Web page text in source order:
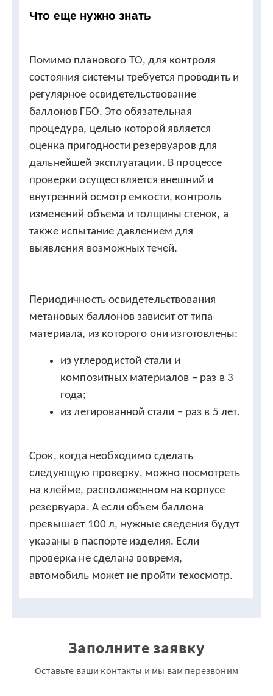
Что еще нужно знать
Помимо планового ТО, для контроля
состояния системы требуется проводить и
регулярное освидетельствование
баллонов ГБО. Это обязательная
процедура, целью которой является
оценка пригодности резервуаров для
дальнейшей эксплуатации. В процессе
проверки осуществляется внешний и
внутренний осмотр емкости, контроль
изменений объема и толщины стенок, а
также испытание давлением для
выявления возможных течей.
Периодичность освидетельствования
метановых баллонов зависит от типа
материала, из которого они изготовлены:
из углеродистой стали и
композитных материалов – раз в 3
года;
из легированной стали – раз в 5 лет.
Срок, когда необходимо сделать
следующую проверку, можно посмотреть
на клейме, расположенном на корпусе
резервуара. А если объем баллона
превышает 100 л, нужные сведения будут
указаны в паспорте изделия. Если
проверка не сделана вовремя,
автомобиль может не пройти техосмотр.
Заполните заявку
Оставьте ваши контакты и мы вам перезвоним